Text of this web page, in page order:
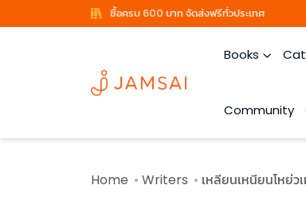
ซื้อครบ 600 บาท จัดส่งฟรีทั่วประเทศ
Books
Community
Home Writers เหลียนเหนียนโหย่ว